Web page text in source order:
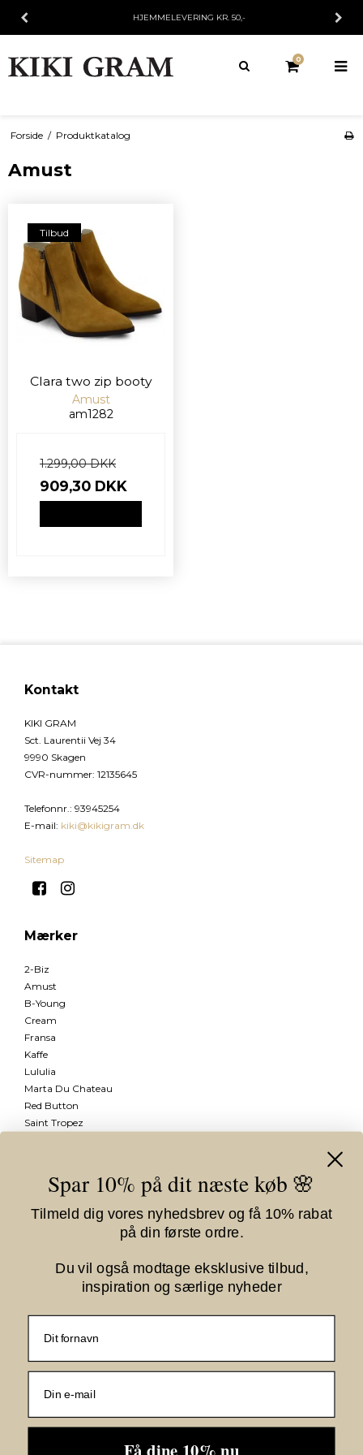
HJEMMELEVERING KR. 50,-
0
Forside / Produktkatalog
Amust
Tilbud
Clara two zip booty
Amust
am1282
1.299,00 DKK
909,30 DKK
Kontakt
KIKI GRAM
Sct. Laurentii Vej 34
9990 Skagen
CVR-nummer: 12135645
Telefonnr.: 93945254
E-mail: kiki@kikigram.dk
Sitemap
Mærker
2-Biz
Amust
B-Young
Cream
Fransa
Kaffe
Lululia
Marta Du Chateau
Red Button
Saint Tropez
Information
Vilkår
Jeg vil gerne tilmeldes nyhedsbrevet
Spar 10% på dit næste køb 🌸
Tilmeld dig vores nyhedsbrev og få 10% rabat
på din første ordre.
Du vil også modtage eksklusive tilbud,
inspiration og særlige nyheder
Fornavn
E-mail